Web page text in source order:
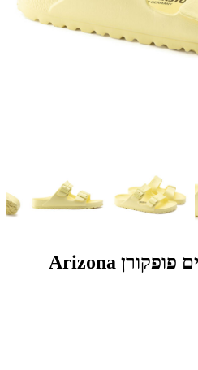
בירקנשטוק כפכפי נשים פופקורן Arizona